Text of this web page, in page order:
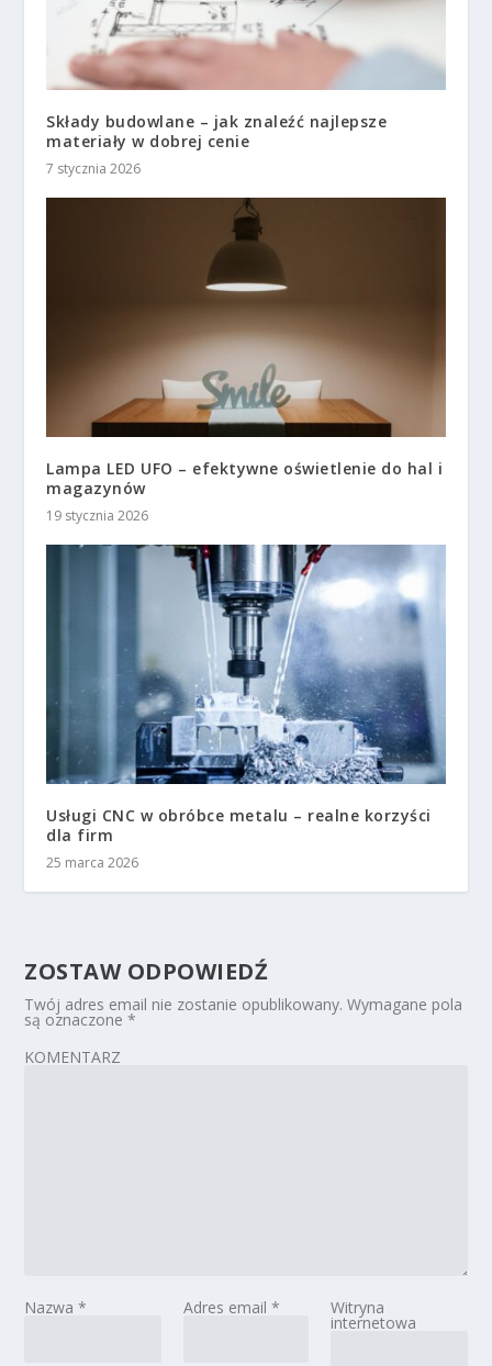
Składy budowlane – jak znaleźć najlepsze
materiały w dobrej cenie
7 stycznia 2026
Lampa LED UFO – efektywne oświetlenie do hal i
magazynów
19 stycznia 2026
Usługi CNC w obróbce metalu – realne korzyści
dla firm
25 marca 2026
ZOSTAW ODPOWIEDŹ
Twój adres email nie zostanie opublikowany. Wymagane pola
są oznaczone*
KOMENTARZ
Nazwa* Adres email * Witryna
internetowa